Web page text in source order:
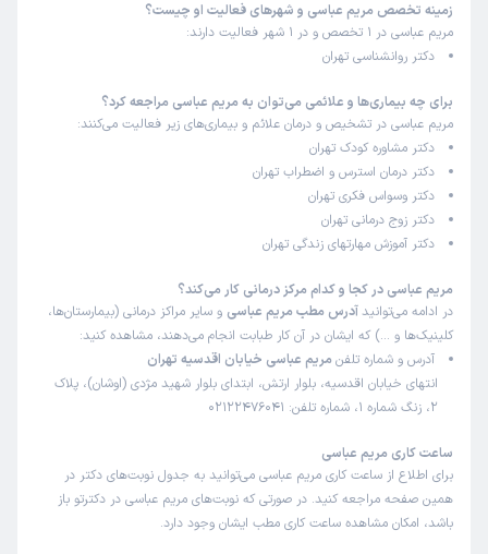
زمینه تخصص مریم عباسی و شهرهای فعالیت او چیست؟
مریم عباسی در 1 تخصص و در 1 شهر فعالیت دارند:
دکتر روانشناسی تهران
برای چه بیماری‌ها و علائمی می‌توان به مریم عباسی مراجعه کرد؟
مریم عباسی در تشخیص و درمان علائم و بیماری‌های زیر فعالیت می‌کنند:
دکتر مشاوره کودک تهران
دکتر درمان استرس و اضطراب تهران
دکتر وسواس فکری تهران
دکتر زوج درمانی تهران
دکتر آموزش مهارتهای زندگی تهران
مریم عباسی در کجا و کدام مرکز درمانی کار می‌کند؟
در ادامه می‌توانید آدرس مطب مریم عباسی و سایر مراکز درمانی (بیمارستان‌ها،
کلینیک‌ها و …) که ایشان در آن کار طبابت انجام می‌دهند، مشاهده کنید:
آدرس و شماره تلفن مریم عباسی خیابان اقدسیه تهران
انتهای خیابان اقدسیه، بلوار ارتش، ابتدای بلوار شهید مژدی (اوشان)، پلاک
2، زنگ شماره 1، شماره تلفن: 02122476041
ساعت کاری مریم عباسی
برای اطلاع از ساعت کاری مریم عباسی می‌توانید به جدول نوبت‌های دکتر در
همین صفحه مراجعه کنید. در صورتی که نوبت‌های مریم عباسی در دکترتو باز
باشد، امکان مشاهده ساعت کاری مطب ایشان وجود دارد.